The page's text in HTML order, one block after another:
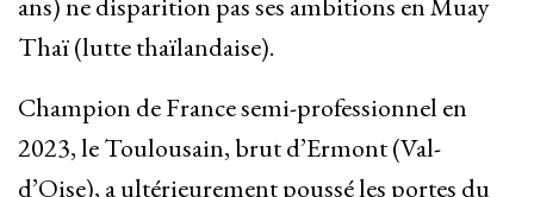
Thaï (lutte thaïlandaise).
Champion de France semi-professionnel en
2023, le Toulousain, brut d’Ermont (Val-
d’Oise), a ultérieurement poussé les portes du